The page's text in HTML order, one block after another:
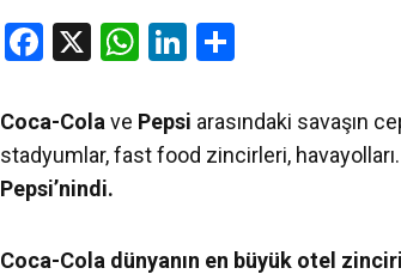
Facebook
X WhatsApp
LinkedIn
Coca-Cola ve Pepsi arasındaki savaşın
stadyumlar, fast food zincirleri,
Pepsi’nindi.
Coca-Cola dünyanın en büyük otel